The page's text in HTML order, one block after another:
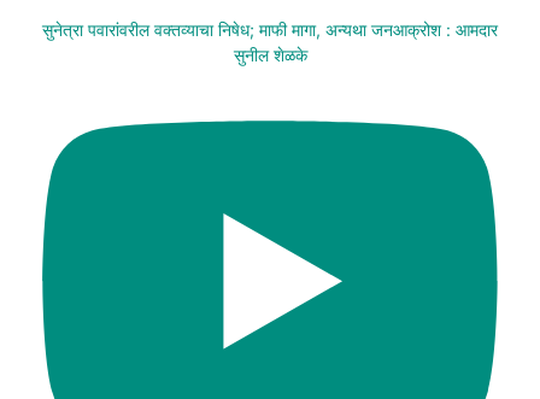
सुनेत्रा पवारांवरील वक्तव्याचा निषेध; माफी मागा, अन्यथा जनआक्रोश : आमदार
सुनील शेळके